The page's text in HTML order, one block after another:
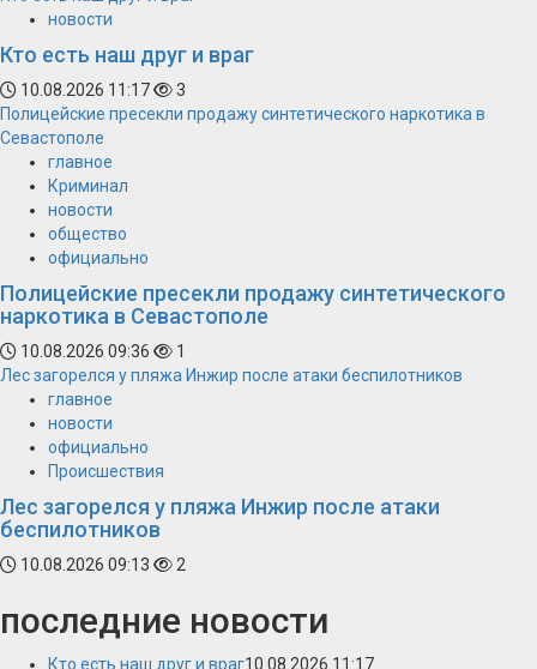
новости
Кто есть наш друг и враг
10.08.2026 11:17
3
Полицейские пресекли продажу синтетического наркотика в
Севастополе
главное
Криминал
новости
общество
официально
Полицейские пресекли продажу синтетического
наркотика в Севастополе
10.08.2026 09:36
1
Лес загорелся у пляжа Инжир после атаки беспилотников
главное
новости
официально
Происшествия
Лес загорелся у пляжа Инжир после атаки
беспилотников
10.08.2026 09:13 2
последние новости
Кто есть наш друг и враг10.08.2026 11:17